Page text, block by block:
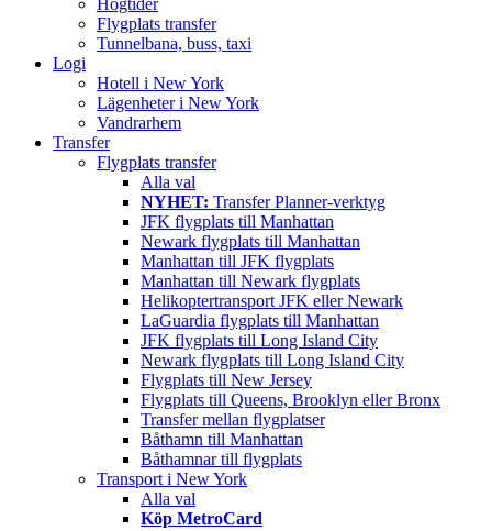
Högtider
Flygplats transfer
Tunnelbana, buss, taxi
Logi
Hotell i New York
Lägenheter i New York
Vandrarhem
Transfer
Flygplats transfer
Alla val
NYHET: Transfer Planner-verktyg
JFK flygplats till Manhattan
Newark flygplats till Manhattan
Manhattan till JFK flygplats
Manhattan till Newark flygplats
Helikoptertransport JFK eller Newark
LaGuardia flygplats till Manhattan
JFK flygplats till Long Island City
Newark flygplats till Long Island City
Flygplats till New Jersey
Flygplats till Queens, Brooklyn eller Bronx
Transfer mellan flygplatser
Båthamn till Manhattan
Båthamnar till flygplats
Transport i New York
Alla val
Köp MetroCard